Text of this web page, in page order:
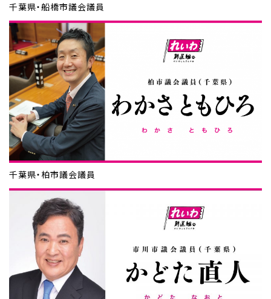
千葉県・船橋市議会議員
千葉県・柏市議会議員